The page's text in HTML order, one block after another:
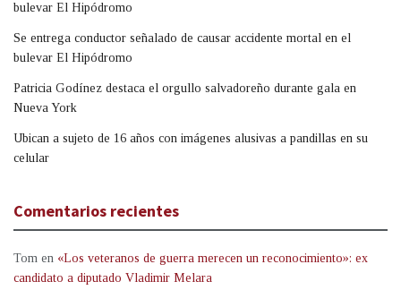
bulevar El Hipódromo
Se entrega conductor señalado de causar accidente mortal en el
bulevar El Hipódromo
Patricia Godínez destaca el orgullo salvadoreño durante gala en
Nueva York
Ubican a sujeto de 16 años con imágenes alusivas a pandillas en su
celular
Comentarios recientes
Tom en «Los veteranos de guerra merecen un reconocimiento»: ex
candidato a diputado Vladimir Melara